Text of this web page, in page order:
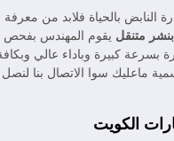
النابض بالحياة فلابد من
متنقل يقوم المهندس بفحص
بسرعة كبيرة وباداء عالي
ماعليك سوا الاتصال بنا لنصل
الكويت